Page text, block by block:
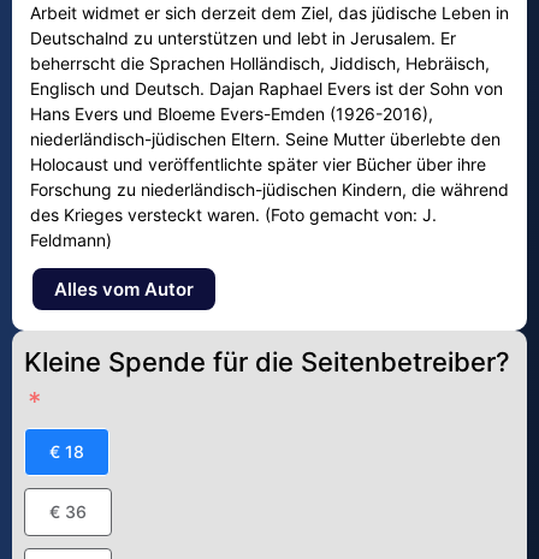
Arbeit widmet er sich derzeit dem Ziel, das jüdische Leben in
Deutschalnd zu unterstützen und lebt in Jerusalem. Er
beherrscht die Sprachen Holländisch, Jiddisch, Hebräisch,
Englisch und Deutsch. Dajan Raphael Evers ist der Sohn von
Hans Evers und Bloeme Evers-Emden (1926-2016),
niederländisch-jüdischen Eltern. Seine Mutter überlebte den
Holocaust und veröffentlichte später vier Bücher über ihre
Forschung zu niederländisch-jüdischen Kindern, die während
des Krieges versteckt waren. (Foto gemacht von: J.
Feldmann)
Alles vom Autor
Kleine Spende für die Seitenbetreiber?
€ 18
€ 36